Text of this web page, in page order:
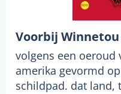
Voorbij
volgens een oeroud
amerika gevormd
schildpad. dat land,